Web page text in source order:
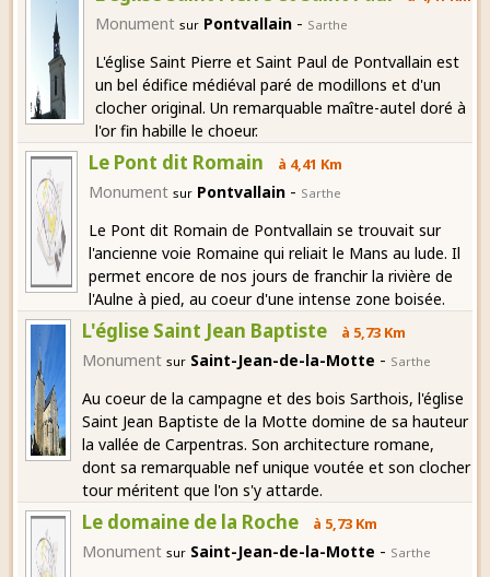
Monument sur Pontvallain - Sarthe
L'église Saint Pierre et Saint Paul de Pontvallain est
un bel édifice médiéval paré de modillons et d'un
clocher original. Un remarquable maître-autel doré à
l'or fin habille le choeur.
Le Pont dit Romain à 4,41 Km
Monument sur Pontvallain - Sarthe
Le Pont dit Romain de Pontvallain se trouvait sur
l'ancienne voie Romaine qui reliait le Mans au lude. Il
permet encore de nos jours de franchir la rivière de
l'Aulne à pied, au coeur d'une intense zone boisée.
L'église Saint Jean Baptiste à 5,73 Km
Monument sur Saint-Jean-de-la-Motte - Sarthe
Au coeur de la campagne et des bois Sarthois, l'église
Saint Jean Baptiste de la Motte domine de sa hauteur
la vallée de Carpentras. Son architecture romane,
dont sa remarquable nef unique voutée et son clocher
tour méritent que l'on s'y attarde.
Le domaine de la Roche à 5,73 Km
Monument sur Saint-Jean-de-la-Motte - Sarthe